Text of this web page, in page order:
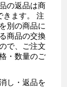
の返品は商
きます。 注
別の商品に
商品の交換
で、ご注文
・数量のご
し・返品を